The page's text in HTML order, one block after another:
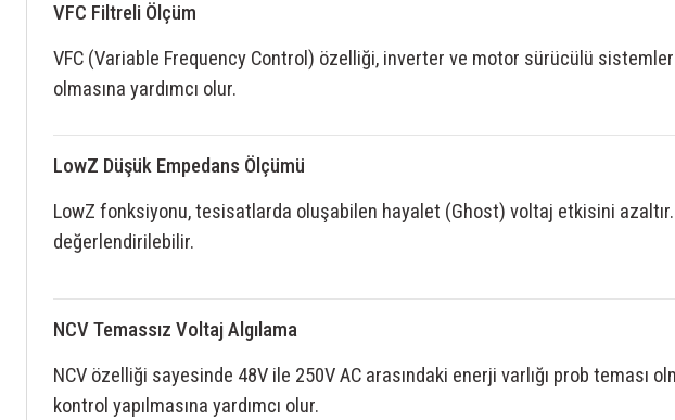
VFC Filtreli Ölçüm
VFC (Variable Frequency Control) özelliği, inverter ve motor sürücülü
olmasına yardımcı olur.
LowZ Düşük Empedans Ölçümü
LowZ fonksiyonu, tesisatlarda oluşabilen hayalet (Ghost) voltaj etkisini
değerlendirilebilir.
NCV Temassız Voltaj Algılama
NCV özelliği sayesinde 48V ile 250V AC arasındaki enerji varlığı prob teması
kontrol yapılmasına yardımcı olur.